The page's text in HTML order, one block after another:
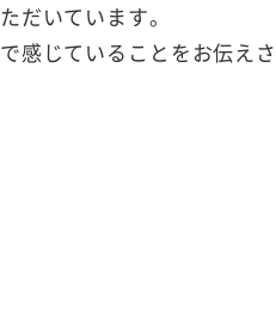
だいています。
感じていることをお伝えさ